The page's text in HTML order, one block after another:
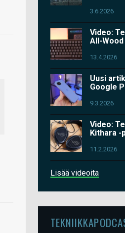
3.6.2026
Video:
All-Wood
13.4.2026
Uusi
Google
9.3.2026
Video:
Kithara -
11.2.2026
Lisää videoita